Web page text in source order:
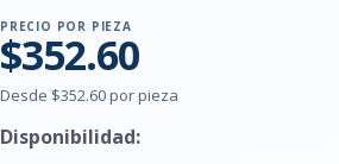
PRECIO POR PIEZA
$352.60
Desde $352.60 por pieza
Disponibilidad: